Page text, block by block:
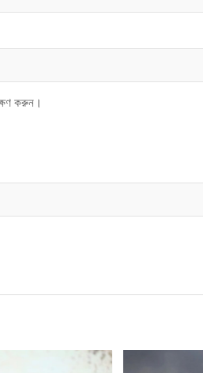
করুন।